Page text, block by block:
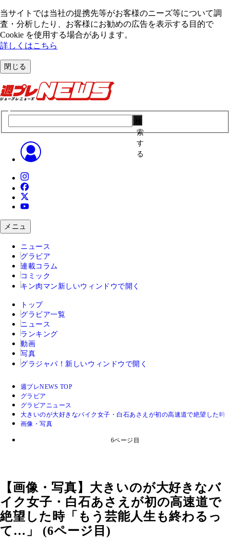
当サイトでは当社の提携先等がお客様のニーズ等について調
査・分析したり、お客様にお勧めの広告を表⽰する⽬的で
Cookie を使⽤する場合があります。
詳しくはこちら
閉じる
索
す
る
メニュ
ニュース
グラビア
連載コラム
コミック
キン肉マン 新しいウィンドウで開く
トップ
グラビア一覧
ニュース
ランキング
動画
写真
グラジャパ！ 新しいウィンドウで開く
週プレNEWS TOP
グラビア
グラビアニュース
大きいのが大好きなバイク女子・白石あさえが初の高速道で絶望した
画像・写真
6ページ目
【画像・写真】大きいのが大好きなバ
イク女子・白石あさえが初の高速道で
絶望した時「もう芸能人生も終わるっ
て…」 (6ページ目)